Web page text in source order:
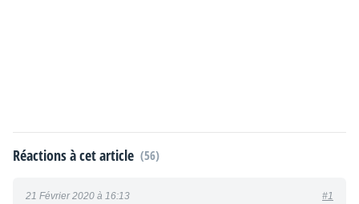
Réactions à cet article (56)
21 Février 2020 à 16:13 #1